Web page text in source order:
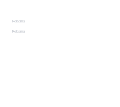
Reklama
Reklama